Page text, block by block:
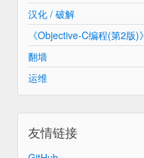
汉化 / 破解
《Objective-C编程(第2版)》
翻墙
运维
友情链接